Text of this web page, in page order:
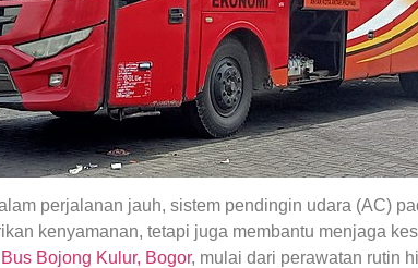
perjalanan jauh, sistem pendingin udara (AC)
kenyamanan, tetapi juga membantu menjaga
Bojong Kulur, Bogor, mulai dari perawatan rutin